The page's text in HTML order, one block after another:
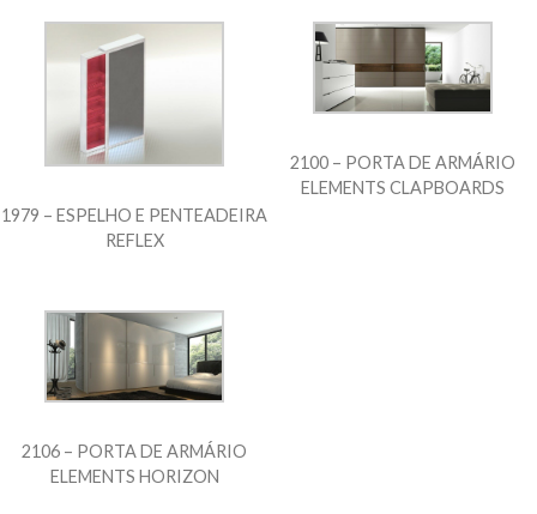
1979 – ESPELHO E PENTEADEIRA
REFLEX
2100 – PORTA DE ARMÁRIO
ELEMENTS CLAPBOARDS
2106 – PORTA DE ARMÁRIO
ELEMENTS HORIZON